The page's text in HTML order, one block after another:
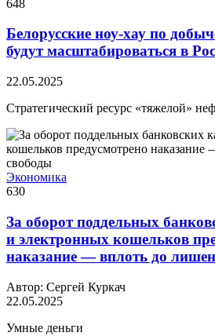
648
Белорусские ноу-хау по
будут масштабироваться в
22.05.2025
Стратегический ресурс «тяжелой»
Экономика
630
За оборот поддельных
и электронных кошельков
наказание — вплоть до
Автор: Сергей Куркач
22.05.2025
Умные деньги